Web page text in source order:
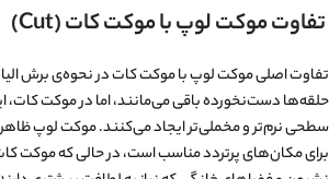
تفاوت موکت لوپ با موکت کات (Cut)
تفاوت اصلی موکت لوپ با موکت کات در نحوه‌ی برش
حلقه‌ها دست‌نخورده باقی می‌مانند، اما در موکت کات،
سطحی نرم‌تر و مخملی‌تر ایجاد می‌کنند. موکت لوپ
برای مکان‌های پرتردد مناسب است، در حالی که موکت